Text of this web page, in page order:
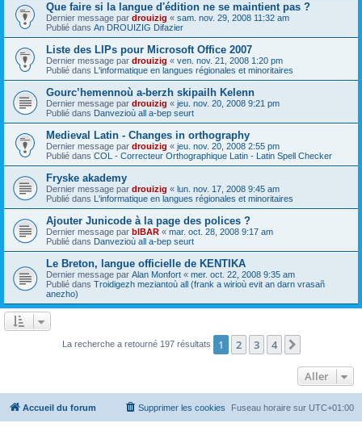
Que faire si la langue d'édition ne se maintient pas ?
Dernier message par drouizig « sam. nov. 29, 2008 11:32 am
Publié dans An DROUIZIG Difazier
Liste des LIPs pour Microsoft Office 2007
Dernier message par drouizig « ven. nov. 21, 2008 1:20 pm
Publié dans L'informatique en langues régionales et minoritaires
Gourc’hemennoù a-berzh skipailh Kelenn
Dernier message par drouizig « jeu. nov. 20, 2008 9:21 pm
Publié dans Danvezioù all a-bep seurt
Medieval Latin - Changes in orthography
Dernier message par drouizig « jeu. nov. 20, 2008 2:55 pm
Publié dans COL - Correcteur Orthographique Latin - Latin Spell Checker
Fryske akademy
Dernier message par drouizig « lun. nov. 17, 2008 9:45 am
Publié dans L'informatique en langues régionales et minoritaires
Ajouter Junicode à la page des polices ?
Dernier message par bIBAR « mar. oct. 28, 2008 9:17 am
Publié dans Danvezioù all a-bep seurt
Le Breton, langue officielle de KENTIKA
Dernier message par Alan Monfort « mer. oct. 22, 2008 9:35 am
Publié dans Troidigezh meziantoù all (frank a wirioù evit an darn vrasañ
anezho)
La recherche a retourné 197 résultats 1 2 3 4
Aller
Accueil du forum Fuseau horaire sur UTC+01:00
Supprimer les cookies